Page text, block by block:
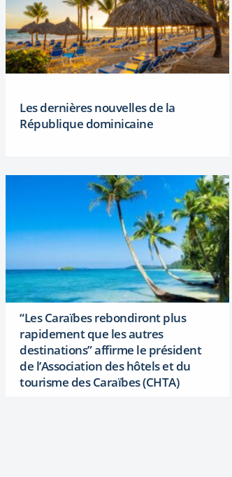
Les dernières nouvelles de la
République dominicaine
“Les Caraïbes rebondiront plus
rapidement que les autres
destinations” affirme le président
de l’Association des hôtels et du
tourisme des Caraïbes (CHTA)